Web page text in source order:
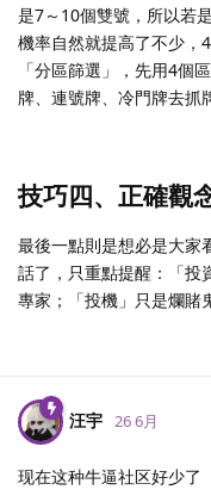
是7～10個雙號，所以若
機率自然就提高了不少，
「分區篩選」，先用4個
牌、連號牌、冷門牌去抓
技巧四、正確觀
最後一點則是想必是大家
話了，只重點提醒：「投
專家；「投機」只是爛賭
汪宇 26 6月
现在这种牛逼社区好少了